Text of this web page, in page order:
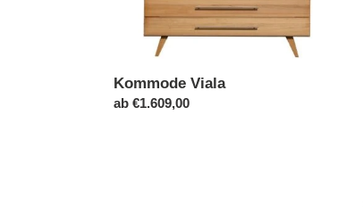
Kommode Viala
Normaler
ab €1.609,00